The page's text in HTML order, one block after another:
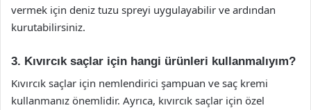
vermek için deniz tuzu spreyi uygulayabilir ve ardından
kurutabilirsiniz.
3. Kıvırcık saçlar için hangi ürünleri kullanmalıyım?
Kıvırcık saçlar için nemlendirici şampuan ve saç kremi
kullanmanız önemlidir. Ayrıca, kıvırcık saçlar için özel